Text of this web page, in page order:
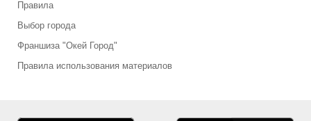
Правила
Выбор города
Франшиза "Окей Город"
Правила использования материалов